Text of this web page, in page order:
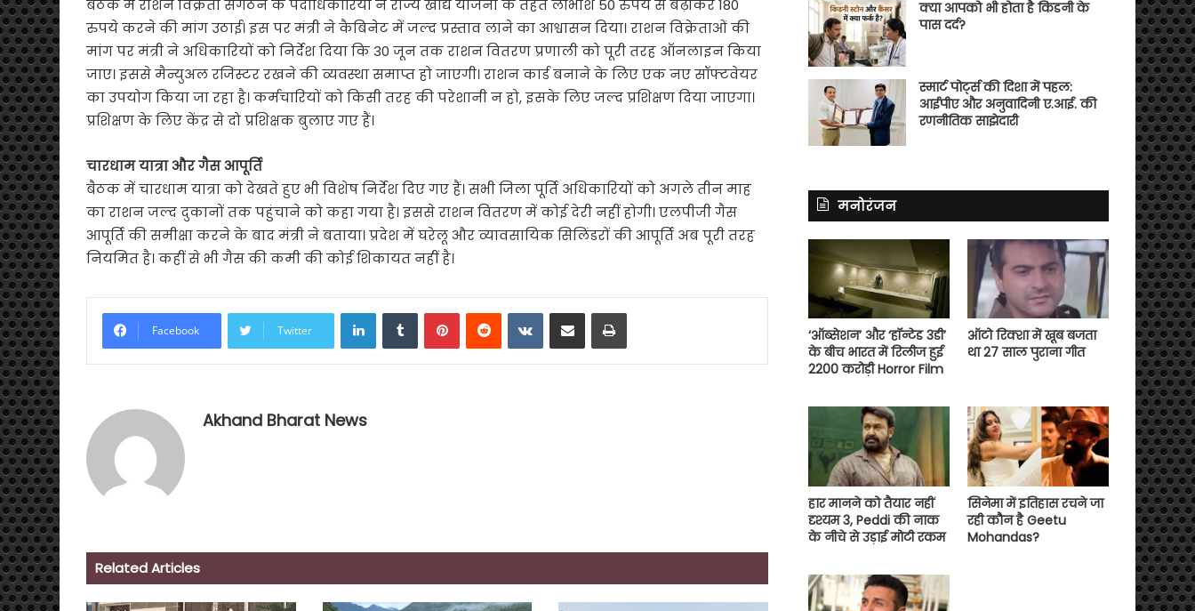
बैठक में राशन विक्रेता संगठन के पदाधिकारियों ने राज्य खाद्य योजना के तहत लाभांश 50 रुपये से बढ़ाकर 180
रुपये करने की मांग उठाई। इस पर मंत्री ने कैबिनेट में जल्द प्रस्ताव लाने का आश्वासन दिया। राशन विक्रेताओं की
मांग पर मंत्री ने अधिकारियों को निर्देश दिया कि 30 जून तक राशन वितरण प्रणाली को पूरी तरह ऑनलाइन किया
जाए। इससे मैन्युअल रजिस्टर रखने की व्यवस्था समाप्त हो जाएगी। राशन कार्ड बनाने के लिए एक नए सॉफ्टवेयर
का उपयोग किया जा रहा है। कर्मचारियों को किसी तरह की परेशानी न हो, इसके लिए जल्द प्रशिक्षण दिया जाएगा।
प्रशिक्षण के लिए केंद्र से दो प्रशिक्षक बुलाए गए हैं।
चारधाम यात्रा और गैस आपूर्ति
बैठक में चारधाम यात्रा को देखते हुए भी विशेष निर्देश दिए गए हैं। सभी जिला पूर्ति अधिकारियों को अगले तीन माह
का राशन जल्द दुकानों तक पहुंचाने को कहा गया है। इससे राशन वितरण में कोई देरी नहीं होगी। एलपीजी गैस
आपूर्ति की समीक्षा करने के बाद मंत्री ने बताया। प्रदेश में घरेलू और व्यावसायिक सिलिंडरों की आपूर्ति अब पूरी तरह
नियमित है। कहीं से भी गैस की कमी की कोई शिकायत नहीं है।
Facebook Twitter
LinkedInTumblrPinterestReddit VKontakte
Share via Email Print
Akhand Bharat News
Related Articles
क्या आपको भी होता है किडनी के
पास दर्द?
स्मार्ट पोर्ट्स की दिशा में पहल:
आईपीए और अनुवादिनी ए.आई. की
रणनीतिक साझेदारी
मनोरंजन
‘ऑब्सेशन’ और ‘हॉन्टेड 3डी’
के बीच भारत में रिलीज हुई
2200 करोड़ी Horror Film
ऑटो रिक्शा में खूब बजता
था 27 साल पुराना गीत
हार मानने को तैयार नहीं
दृश्यम 3, Peddi की नाक
के नीचे से उड़ाई मोटी रकम
सिनेमा में इतिहास रचने जा
रही कौन है Geetu
Mohandas?